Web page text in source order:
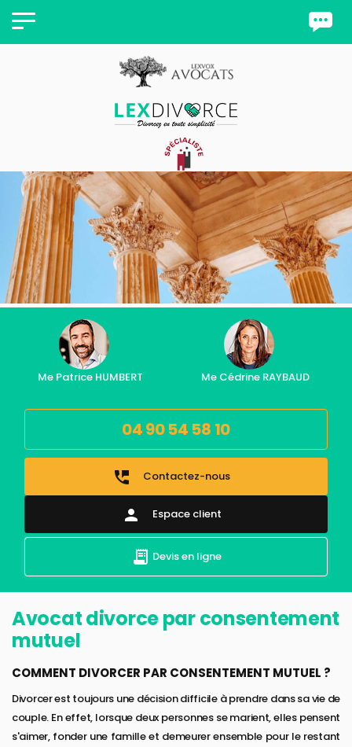
Me Patrice HUMBERT Me Cédrine RAYBAUD
04 90 54 58 10
perm_phone_msg Contactez-nous
person Espace client
Devis en ligne
Avocat divorce par consentement
mutuel
COMMENT DIVORCER PAR CONSENTEMENT MUTUEL ?
Divorcer est toujours une décision difficile à prendre dans sa vie de
couple. En effet, lorsque deux personnes se marient, elles pensent
s'aimer, fonder une famille et demeurer ensemble pour le restant